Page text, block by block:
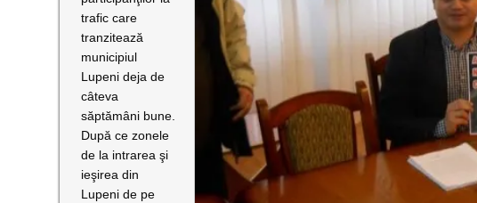
trafic care
tranzitează
municipiul
Lupeni deja de
câteva
săptămâni bune.
După ce zonele
de la intrarea şi
ieşirea din
Lupeni de pe